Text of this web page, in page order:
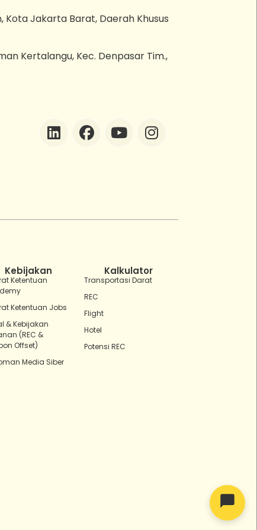
Kota Jakarta Barat, Daerah Khusus
Kertalangu, Kec. Denpasar Tim.,
Kebijakan
Ketentuan
Ketentuan Jobs
& Kebijakan
(REC &
Offset)
Media Siber
Kalkulator
Transportasi Darat
REC
Flight
Hotel
Potensi REC